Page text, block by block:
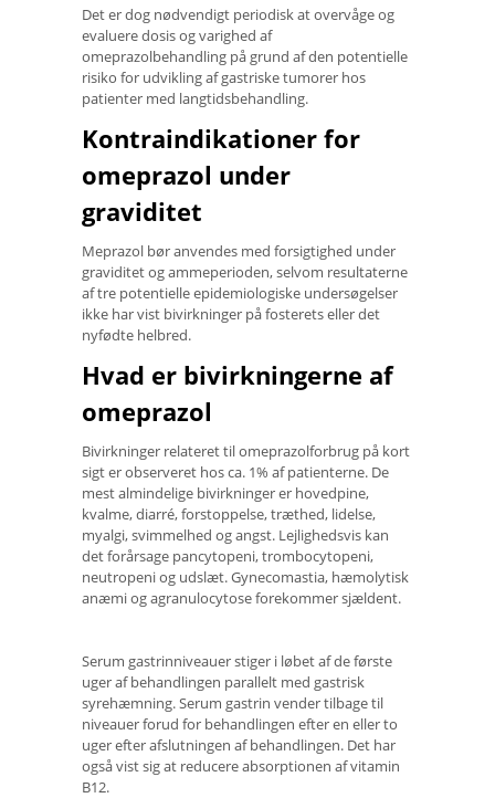
Det er dog nødvendigt periodisk at overvåge og
evaluere dosis og varighed af
omeprazolbehandling på grund af den potentielle
risiko for udvikling af gastriske tumorer hos
patienter med langtidsbehandling.
Kontraindikationer for
omeprazol under
graviditet
Meprazol bør anvendes med forsigtighed under
graviditet og ammeperioden, selvom resultaterne
af tre potentielle epidemiologiske undersøgelser
ikke har vist bivirkninger på fosterets eller det
nyfødte helbred.
Hvad er bivirkningerne af
omeprazol
Bivirkninger relateret til omeprazolforbrug på kort
sigt er observeret hos ca. 1% af patienterne. De
mest almindelige bivirkninger er hovedpine,
kvalme, diarré, forstoppelse, træthed, lidelse,
myalgi, svimmelhed og angst. Lejlighedsvis kan
det forårsage pancytopeni, trombocytopeni,
neutropeni og udslæt. Gynecomastia, hæmolytisk
anæmi og agranulocytose forekommer sjældent.
Serum gastrinniveauer stiger i løbet af de første
uger af behandlingen parallelt med gastrisk
syrehæmning. Serum gastrin vender tilbage til
niveauer forud for behandlingen efter en eller to
uger efter afslutningen af ​​behandlingen. Det har
også vist sig at reducere absorptionen af ​​vitamin
B12.